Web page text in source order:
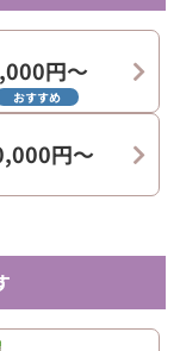
円〜
おすすめ
円〜